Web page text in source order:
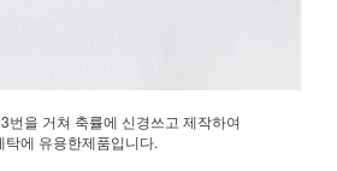
번을 거쳐 축률에 신경쓰고 제작하여
탁에 유용한제품입니다.